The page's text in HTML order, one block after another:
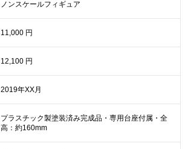
ノンスケールフィギュア
11,000 円
12,100 円
2019年XX月
プラスチック製塗装済み完成品・専用台座付属・全
高：約160mm